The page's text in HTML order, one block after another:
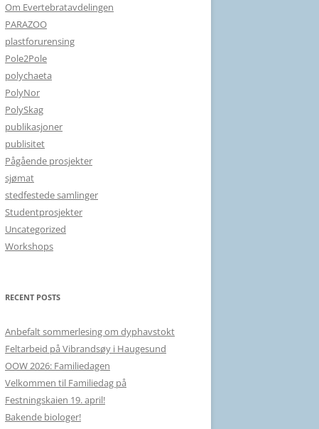
Om Evertebratavdelingen
PARAZOO
plastforurensing
Pole2Pole
polychaeta
PolyNor
PolySkag
publikasjoner
publisitet
Pågående prosjekter
sjømat
stedfestede samlinger
Studentprosjekter
Uncategorized
Workshops
RECENT POSTS
Anbefalt sommerlesing om dyphavstokt
Feltarbeid på Vibrandsøy i Haugesund
OOW 2026: Familiedagen
Velkommen til Familiedag på
Festningskaien 19. april!
Bakende biologer!